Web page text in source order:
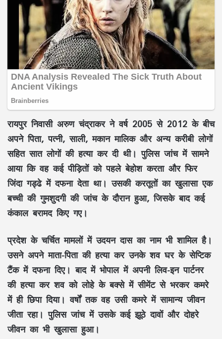
रायपुर निवासी अरुण चंद्राकर ने वर्ष 2005 से 2012 के बीच
अपने पिता, पत्नी, साली, मकान मालिक और अन्य करीबी लोगों
सहित सात लोगों की हत्या कर दी थी। पुलिस जांच में सामने
आया कि वह कई पीड़ितों को पहले बेहोश करता और फिर
जिंदा गड्ढे में दफना देता था। उसकी करतूतों का खुलासा एक
बच्ची की गुमशुदगी की जांच के दौरान हुआ, जिसके बाद कई
कंकाल बरामद किए गए।
प्रदेश के चर्चित मामलों में उदयन दास का नाम भी शामिल है।
उसने अपने माता-पिता की हत्या कर उनके शव घर के सेप्टिक
टैंक में दफना दिए। बाद में भोपाल में अपनी लिव-इन पार्टनर
की हत्या कर शव को लोहे के बक्से में सीमेंट से भरकर कमरे
में ही छिपा दिया। वर्षों तक वह उसी कमरे में सामान्य जीवन
जीता रहा। पुलिस जांच में उसके कई झूठे दावों और दोहरे
जीवन का भी खुलासा हुआ।